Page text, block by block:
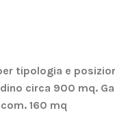
tipologia e
circa 900 mq.
160 mq